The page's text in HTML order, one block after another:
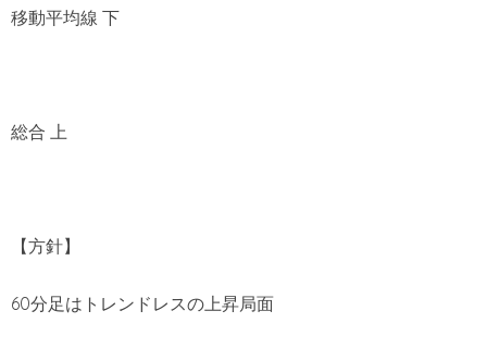
移動平均線 下
総合 上
【方針】
60分足はトレンドレスの上昇局面